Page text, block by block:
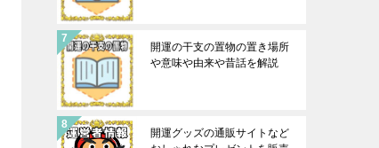
開運の干支の置物の置き場所
や意味や由来や昔話を解説
開運グッズの通販サイトなど